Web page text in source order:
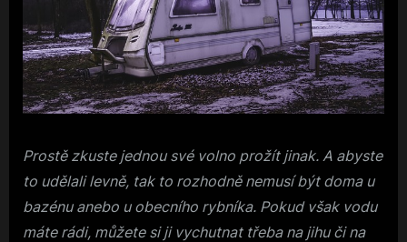
Prostě zkuste jednou své volno prožít jinak. A abyste
to udělali levně, tak to rozhodně nemusí být doma u
bazénu anebo u obecního rybníka. Pokud však vodu
máte rádi, můžete si ji vychutnat třeba na jihu či na